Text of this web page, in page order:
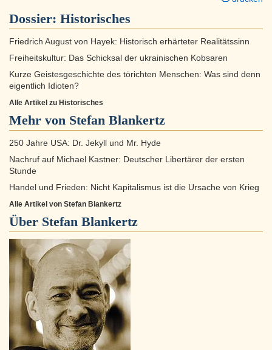
Dossier: Historisches
Friedrich August von Hayek: Historisch erhärteter Realitätssinn
Freiheitskultur: Das Schicksal der ukrainischen Kobsaren
Kurze Geistesgeschichte des törichten Menschen: Was sind denn
eigentlich Idioten?
Alle Artikel zu Historisches
Mehr von Stefan Blankertz
250 Jahre USA: Dr. Jekyll und Mr. Hyde
Nachruf auf Michael Kastner: Deutscher Libertärer der ersten
Stunde
Handel und Frieden: Nicht Kapitalismus ist die Ursache von Krieg
Alle Artikel von Stefan Blankertz
Über Stefan Blankertz